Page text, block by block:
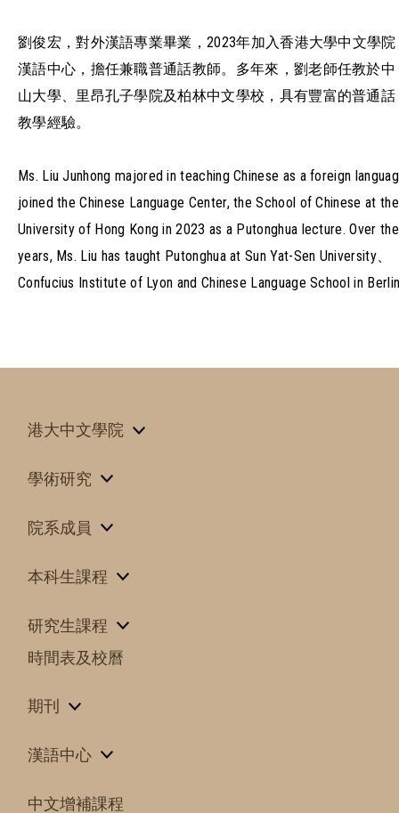
劉俊宏，對外漢語專業畢業，2023年加入香港大學中文學院
漢語中心，擔任兼職普通話教師。多年來，劉老師任教於中
山大學、里昂孔子學院及柏林中文學校，具有豐富的普通話
教學經驗。
Ms. Liu Junhong majored in teaching Chinese as a foreign
joined the Chinese Language Center, the School of Chinese at the
University of Hong Kong in 2023 as a Putonghua lecture. Over the
years, Ms. Liu has taught Putonghua at Sun Yat-Sen University、
Confucius Institute of Lyon and Chinese Language School in
港大中文學院
學術研究
院系成員
本科生課程
研究生課程
時間表及校曆
期刊
漢語中心
中文增補課程